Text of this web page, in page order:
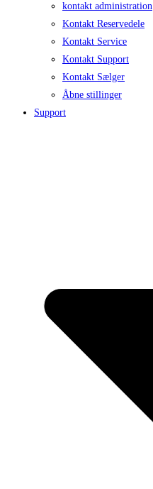
kontakt administration
Kontakt Reservedele
Kontakt Service
Kontakt Support
Kontakt Sælger
Åbne stillinger
Support